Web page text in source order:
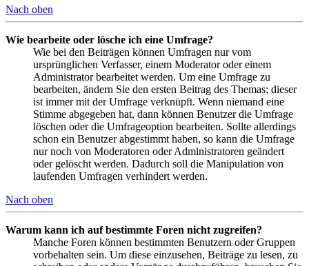
Nach oben
Wie bearbeite oder lösche ich eine Umfrage?
Wie bei den Beiträgen können Umfragen nur vom
ursprünglichen Verfasser, einem Moderator oder einem
Administrator bearbeitet werden. Um eine Umfrage zu
bearbeiten, ändern Sie den ersten Beitrag des Themas; dieser
ist immer mit der Umfrage verknüpft. Wenn niemand eine
Stimme abgegeben hat, dann können Benutzer die Umfrage
löschen oder die Umfrageoption bearbeiten. Sollte allerdings
schon ein Benutzer abgestimmt haben, so kann die Umfrage
nur noch von Moderatoren oder Administratoren geändert
oder gelöscht werden. Dadurch soll die Manipulation von
laufenden Umfragen verhindert werden.
Nach oben
Warum kann ich auf bestimmte Foren nicht zugreifen?
Manche Foren können bestimmten Benutzern oder Gruppen
vorbehalten sein. Um diese einzusehen, Beiträge zu lesen, zu